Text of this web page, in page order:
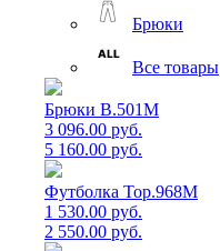
Брюки
Все товары
Брюки B.501M
3 096.00 руб.
5 160.00 руб.
Футболка Top.968M
1 530.00 руб.
2 550.00 руб.